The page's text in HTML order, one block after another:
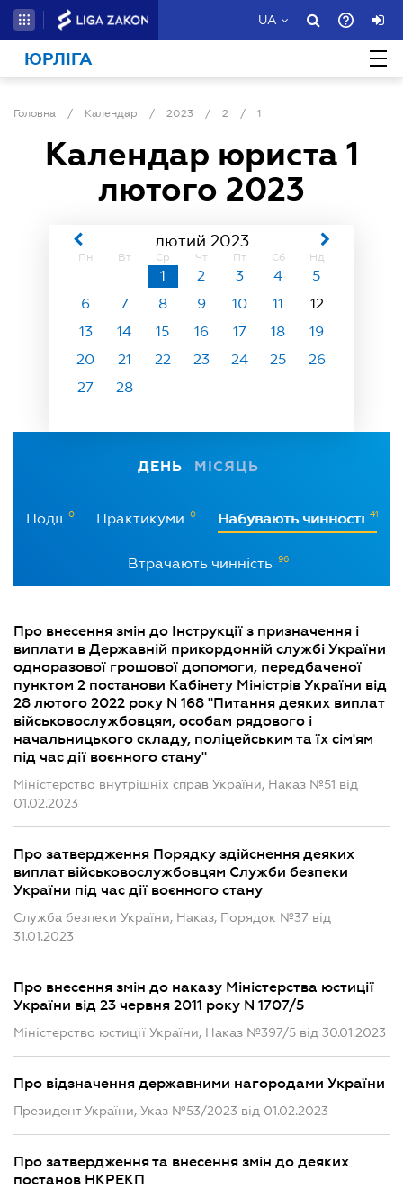
UA
ЮРЛІГА
Головна / Календар / 2023 / 2 / 1
Календар юриста 1
лютого 2023
лютий 2023
Пн Вт Ср Чт Пт Сб Нд
1 2 3 4
5
6
7 8 9 10 11
12
13
14 15 16 17 18
19
20
21 22 23 24 25
26
27
28
ДЕНЬ МІСЯЦЬ
Події 0 Практикуми 0 Набувають чинності 41
Втрачають чинність 96
Про внесення змін до Інструкції з призначення і
виплати в Державній прикордонній службі України
одноразової грошової допомоги, передбаченої
пунктом 2 постанови Кабінету Міністрів України від
28 лютого 2022 року N 168 "Питання деяких виплат
військовослужбовцям, особам рядового і
начальницького складу, поліцейським та їх сім'ям
під час дії воєнного стану"
Міністерство внутрішніх справ України, Наказ №51 від
01.02.2023
Про затвердження Порядку здійснення деяких
виплат військовослужбовцям Служби безпеки
України під час дії воєнного стану
Служба безпеки України, Наказ, Порядок №37 від
31.01.2023
Про внесення змін до наказу Міністерства юстиції
України від 23 червня 2011 року N 1707/5
Міністерство юстиції України, Наказ №397/5 від 30.01.2023
Про відзначення державними нагородами України
Президент України, Указ №53/2023 від 01.02.2023
Про затвердження та внесення змін до деяких
постанов НКРЕКП